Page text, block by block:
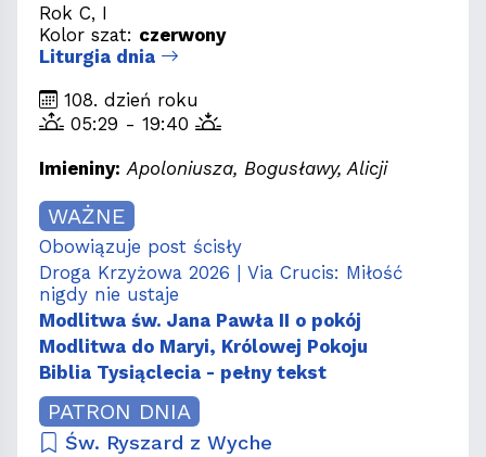
Rok C, I
Kolor szat: czerwony
Liturgia dnia
108. dzień roku
05:29 - 19:40
Imieniny: Apoloniusza, Bogusławy, Alicji
WAŻNE
Obowiązuje post ścisły
Droga Krzyżowa 2026 | Via Crucis: Miłość
nigdy nie ustaje
Modlitwa św. Jana Pawła II o pokój
Modlitwa do Maryi, Królowej Pokoju
Biblia Tysiąclecia - pełny tekst
PATRON DNIA
Św. Ryszard z Wyche